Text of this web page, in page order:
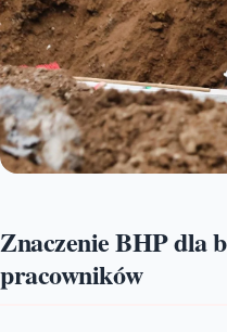
Znaczenie BHP dla
pracowników